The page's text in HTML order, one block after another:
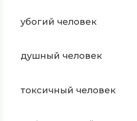
убогий человек
душный человек
токсичный человек